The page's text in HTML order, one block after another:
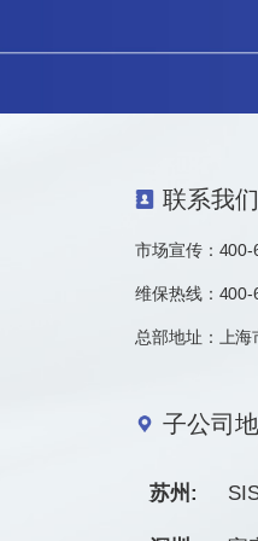
联系我们
市场宣传： 400-
维保热线：400-
总部地址：上
子公司
苏州: